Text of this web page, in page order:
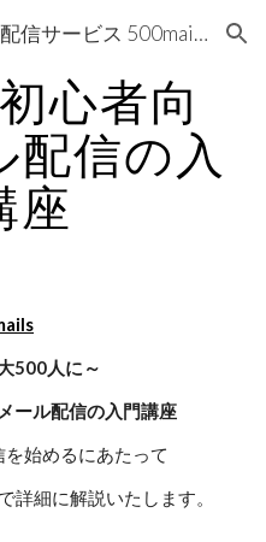
Skip to navigation
500円で500人にメール配信サービス 500mails（500メールズ）
心者向
配信の入
座
500人に～
ール配信の入門講座
始めるにあたって
詳細に解説いたします。